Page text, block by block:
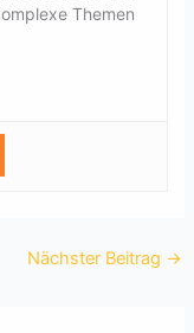
Themen
Nächster Beitrag →